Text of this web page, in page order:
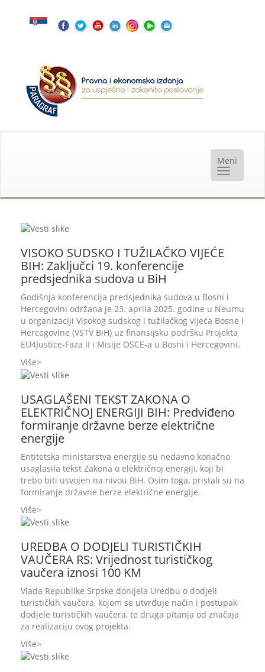
VISOKO SUDSKO I TUŽILAČKO VIJEĆE
BIH: Zaključci 19. konferencije
predsjednika sudova u BiH
Godišnja konferencija predsjednika sudova u Bosni i
Hercegovini održana je 23. aprila 2025. godine u Neumu
u organizaciji Visokog sudskog i tužilačkog vijeća Bosne i
Hercegovine (VSTV BiH) uz finansijsku podršku Projekta
EU4Justice-Faza II i Misije OSCE-a u Bosni i Hercegovini.
Više
USAGLAŠENI TEKST ZAKONA O
ELEKTRIČNOJ ENERGIJI BIH: Predviđeno
formiranje državne berze električne
energije
Entitetska ministarstva energije su nedavno konačno
usaglasila tekst Zakona o električnoj energiji, koji bi
trebo biti usvojen na nivou BiH. Osim toga, pristali su na
formiranje državne berze električne energije.
Više
UREDBA O DODJELI TURISTIČKIH
VAUČERA RS: Vrijednost turističkog
vaučera iznosi 100 KM
Vlada Republike Srpske donijela Uredbu o dodjeli
turističkih vaučera, kojom se utvrđuje način i postupak
dodjele turističkih vaučera, te druga pitanja od značaja
za realizaciju ovog projekta.
Više